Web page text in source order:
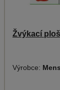
Žvýkací
Výrobce: